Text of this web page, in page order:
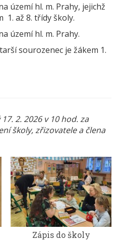
území hl. m. Prahy, jejichž
1. až 8. třídy školy.
území hl. m. Prahy.
sourozenec je žákem 1.
2. 2026 v 10 hod. za
školy, zřizovatele a člena
Zápis do školy